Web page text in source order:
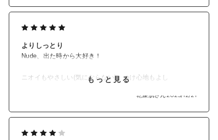
よりしっとり
Nude、出た時から大好き！
ニオイもやさしい(気にならない)、つけ心地もよし
もっと見る
乾燥肌さん2025/12/21